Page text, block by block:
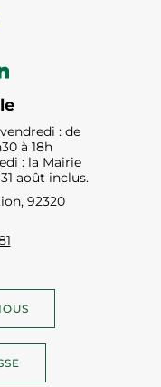
: de
à 18h
: la Mairie
août inclus.
92320